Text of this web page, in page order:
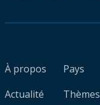
À propos
Actualité
Pays
Thèmes